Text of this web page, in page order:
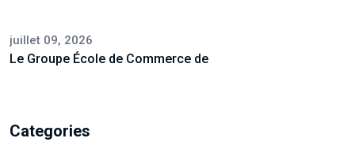
juillet 09, 2026
Le Groupe École de Commerce de
Categories